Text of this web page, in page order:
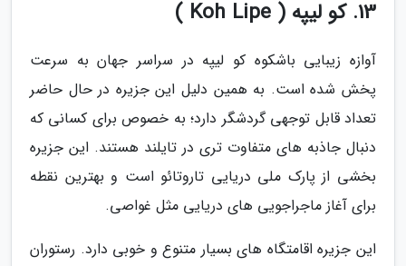
13. کو لیپه ( Koh Lipe )
آوازه زیبایی باشکوه کو لیپه در سراسر جهان به سرعت
پخش شده است. به همین دلیل این جزیره در حال حاضر
تعداد قابل توجهی گردشگر دارد؛ به خصوص برای کسانی که
دنبال جاذبه های متفاوت تری در تایلند هستند. این جزیره
بخشی از پارک ملی دریایی تاروتائو است و بهترین نقطه
برای آغاز ماجراجویی های دریایی مثل غواصی.
این جزیره اقامتگاه های بسیار متنوع و خوبی دارد. رستوران